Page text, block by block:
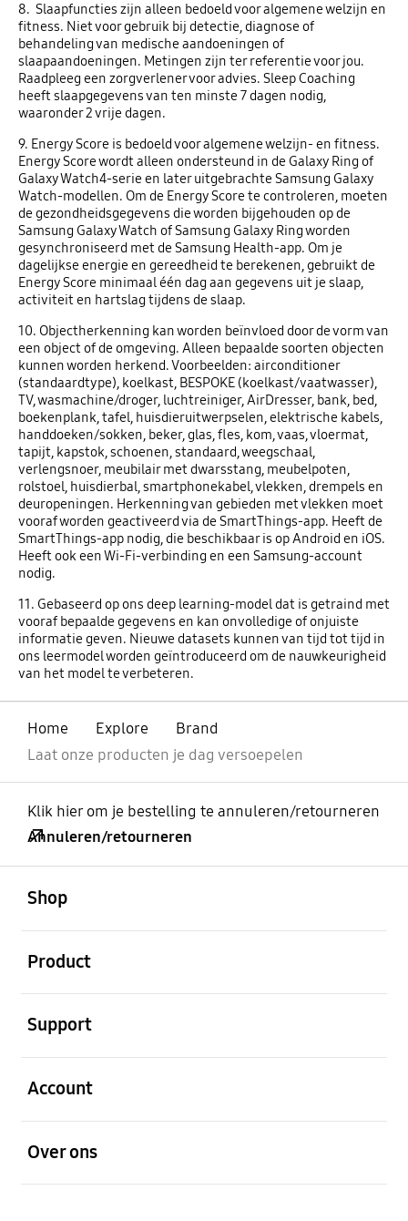
8. Slaapfuncties zijn alleen bedoeld voor algemene welzijn en
fitness. Niet voor gebruik bij detectie, diagnose of
behandeling van medische aandoeningen of
slaapaandoeningen. Metingen zijn ter referentie voor jou.
Raadpleeg een zorgverlener voor advies. Sleep Coaching
heeft slaapgegevens van ten minste 7 dagen nodig,
waaronder 2 vrije dagen.
9. Energy Score is bedoeld voor algemene welzijn- en fitness.
Energy Score wordt alleen ondersteund in de Galaxy Ring of
Galaxy Watch4-serie en later uitgebrachte Samsung Galaxy
Watch-modellen. Om de Energy Score te controleren, moeten
de gezondheidsgegevens die worden bijgehouden op de
Samsung Galaxy Watch of Samsung Galaxy Ring worden
gesynchroniseerd met de Samsung Health-app. Om je
dagelijkse energie en gereedheid te berekenen, gebruikt de
Energy Score minimaal één dag aan gegevens uit je slaap,
activiteit en hartslag tijdens de slaap.
10. Objectherkenning kan worden beïnvloed door de vorm van
een object of de omgeving. Alleen bepaalde soorten objecten
kunnen worden herkend. Voorbeelden: airconditioner
(standaardtype), koelkast, BESPOKE (koelkast/vaatwasser),
TV, wasmachine/droger, luchtreiniger, AirDresser, bank, bed,
boekenplank, tafel, huisdieruitwerpselen, elektrische kabels,
handdoeken/sokken, beker, glas, fles, kom, vaas, vloermat,
tapijt, kapstok, schoenen, standaard, weegschaal,
verlengsnoer, meubilair met dwarsstang, meubelpoten,
rolstoel, huisdierbal, smartphonekabel, vlekken, drempels en
deuropeningen. Herkenning van gebieden met vlekken moet
vooraf worden geactiveerd via de SmartThings-app. Heeft de
SmartThings-app nodig, die beschikbaar is op Android en iOS.
Heeft ook een Wi-Fi-verbinding en een Samsung-account
nodig.
11. Gebaseerd op ons deep learning-model dat is getraind met
vooraf bepaalde gegevens en kan onvolledige of onjuiste
informatie geven. Nieuwe datasets kunnen van tijd tot tijd in
ons leermodel worden geïntroduceerd om de nauwkeurigheid
van het model te verbeteren.
Home Explore
Brand
Laat onze producten je dag versoepelen
Klik hier om je bestelling te annuleren/retourneren
Annuleren/retourneren
Shop
Product
Support
Account
Over ons